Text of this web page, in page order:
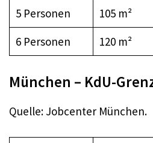
5 Personen
105 m²
6 Personen
120 m²
München – KdU-
Quelle: Jobcenter München.